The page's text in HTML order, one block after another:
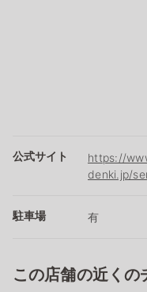
公式サイト
https://
denki.jp/
駐車場 有
この店舗の近くの